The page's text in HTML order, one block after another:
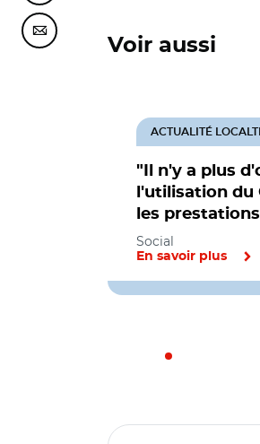
Partager cette page sur Courriel
Voir aussi
"Il n'y a plus
l'utilisation du
les
ACTUALITÉ
Social
En savoir plus